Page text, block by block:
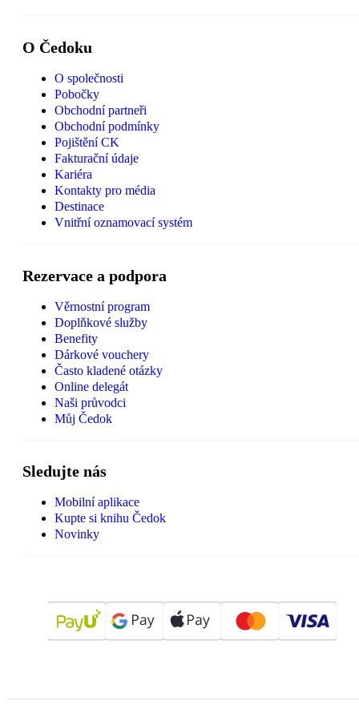
O Čedoku
O společnosti
Pobočky
Obchodní partneři
Obchodní podmínky
Pojištění CK
Fakturační údaje
Kariéra
Kontakty pro média
Destinace
Vnitřní oznamovací systém
Rezervace a podpora
Věrnostní program
Doplňkové služby
Benefity
Dárkové vouchery
Často kladené otázky
Online delegát
Naši průvodci
Můj Čedok
Sledujte nás
Mobilní aplikace
Kupte si knihu Čedok
Novinky